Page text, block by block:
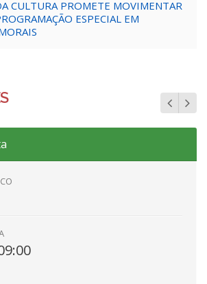
CULTURA PROMETE MOVIMENTAR
ESPECIAL EM